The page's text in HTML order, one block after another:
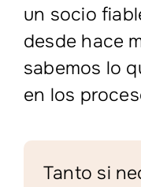
un socio
desde hace
sabemos lo
en los
Tanto si